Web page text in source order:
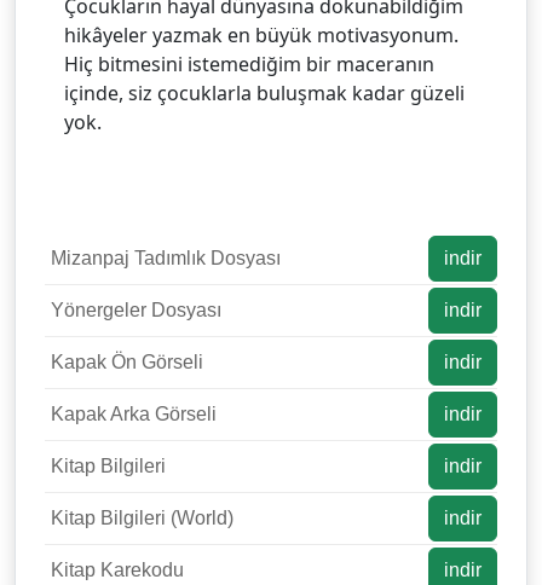
Çocukların hayal dünyasına dokunabildiğim
hikâyeler yazmak en büyük motivasyonum.
Hiç bitmesini istemediğim bir maceranın
içinde, siz çocuklarla buluşmak kadar güzeli
yok.
Mizanpaj Tadımlık Dosyası indir
Yönergeler Dosyası indir
Kapak Ön Görseli indir
Kapak Arka Görseli indir
Kitap Bilgileri indir
Kitap Bilgileri (World) indir
Kitap Karekodu indir